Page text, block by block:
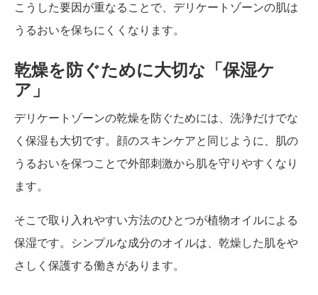
こうした要因が重なることで、デリケートゾーンの肌は
うるおいを保ちにくくなります。
乾燥を防ぐために大切な「保湿ケ
ア」
デリケートゾーンの乾燥を防ぐためには、洗浄だけでな
く保湿も大切です。顔のスキンケアと同じように、肌の
うるおいを保つことで外部刺激から肌を守りやすくなり
ます。
そこで取り入れやすい方法のひとつが植物オイルによる
保湿です。シンプルな成分のオイルは、乾燥した肌をや
さしく保護する働きがあります。